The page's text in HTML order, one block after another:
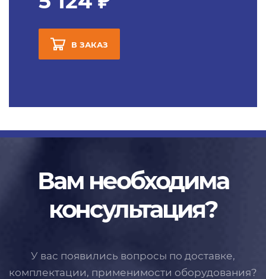
В ЗАКАЗ
Вам необходима
консультация?
У вас появились вопросы по доставке,
комплектации, применимости оборудования?